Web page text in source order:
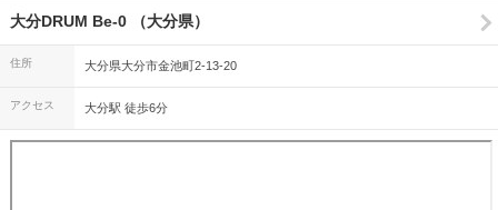
大分DRUM Be-0 （大分県）
住所 大分県大分市金池町2-13-20
アクセス 大分駅 徒歩6分